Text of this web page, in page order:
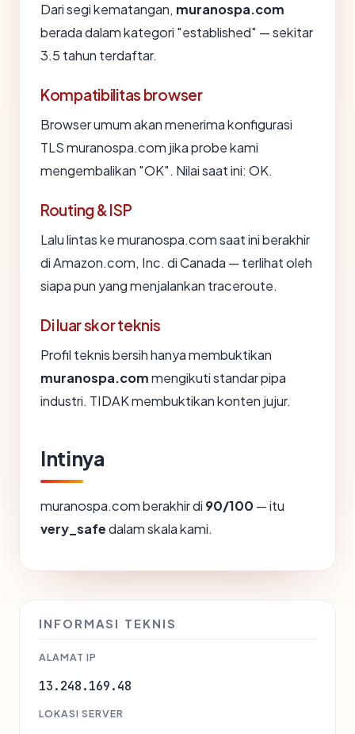
Dari segi kematangan, muranospa.com
berada dalam kategori "established" — sekitar
3.5 tahun terdaftar.
Kompatibilitas browser
Browser umum akan menerima konfigurasi
TLS muranospa.com jika probe kami
mengembalikan "OK". Nilai saat ini: OK.
Routing & ISP
Lalu lintas ke muranospa.com saat ini berakhir
di Amazon.com, Inc. di Canada — terlihat oleh
siapa pun yang menjalankan traceroute.
Di luar skor teknis
Profil teknis bersih hanya membuktikan
muranospa.commengikuti standar pipa
industri. TIDAK membuktikan konten jujur.
Intinya
muranospa.com berakhir di 90/100 — itu
very_safedalam skala kami.
INFORMASI TEKNIS
ALAMAT IP
13.248.169.48
LOKASI SERVER